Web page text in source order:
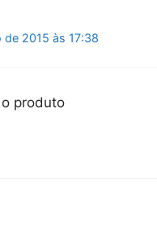
2015 às 17:38
produto